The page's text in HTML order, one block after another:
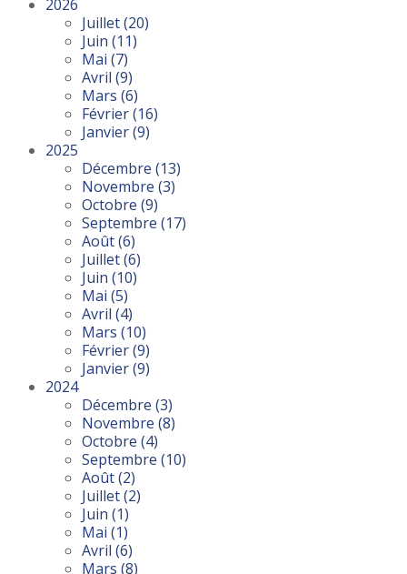
2026
Juillet(20)
Juin (11)
Mai (7)
Avril (9)
Mars (6)
Février(16)
Janvier(9)
2025
Décembre (13)
Novembre (3)
Octobre (9)
Septembre (17)
Août(6)
Juillet(6)
Juin (10)
Mai (5)
Avril (4)
Mars (10)
Février(9)
Janvier(9)
2024
Décembre (3)
Novembre (8)
Octobre (4)
Septembre (10)
Août(2)
Juillet(2)
Juin (1)
Mai (1)
Avril (6)
Mars (8)